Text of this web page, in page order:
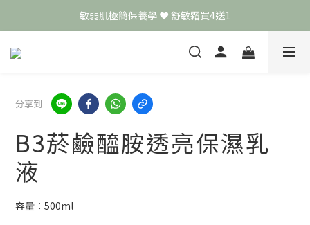
頭皮保養月❤️養髮精華買2送1
敏弱肌極簡保養學 ❤️ 舒敏霜買4送1
📣 加入LINE好友送50元
分享到
B3菸鹼醯胺透亮保濕乳
液
容量：500ml